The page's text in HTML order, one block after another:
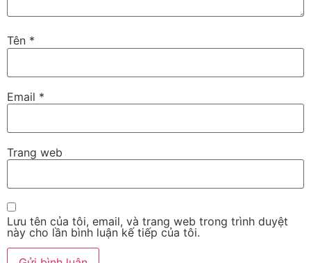
Tên *
Email *
Trang web
Lưu tên của tôi, email, và trang web trong trình duyệt
này cho lần bình luận kế tiếp của tôi.